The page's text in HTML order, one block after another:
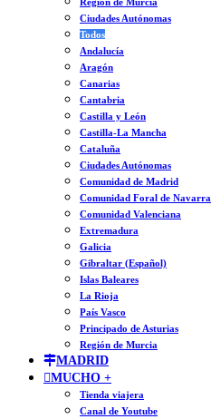
Ciudades Autónomas
Todos
Andalucía
Aragón
Canarias
Cantabria
Castilla y León
Castilla-La Mancha
Cataluña
Ciudades Autónomas
Comunidad de Madrid
Comunidad Foral de Navarra
Comunidad Valenciana
Extremadura
Galicia
Gibraltar (Español)
Islas Baleares
La Rioja
País Vasco
Principado de Asturias
Región de Murcia
MADRID
MUCHO +
Tienda viajera
Canal de Youtube